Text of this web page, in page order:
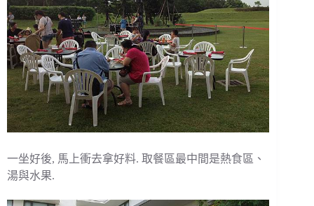
一坐好後, 馬上衝去拿好料. 取餐區最中間是熱食區、
湯與水果.